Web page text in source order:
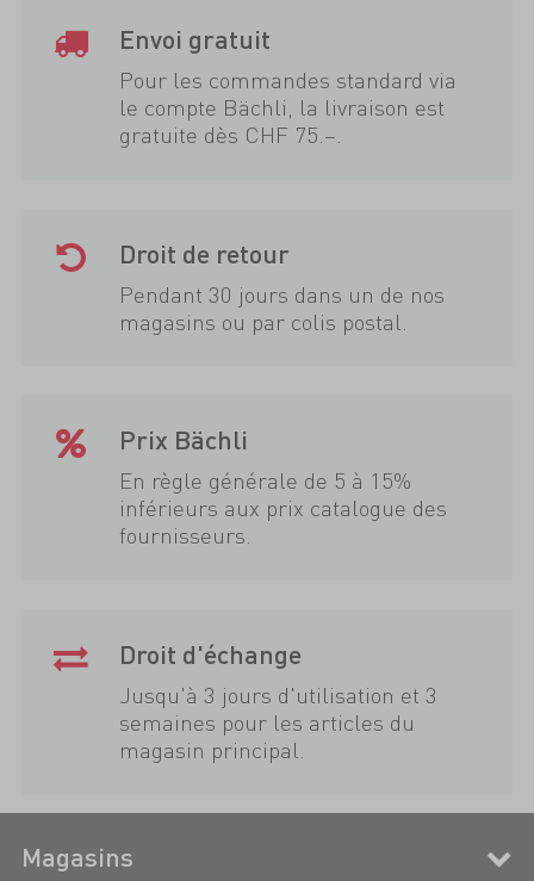
Envoi gratuit
Pour les commandes standard via
le compte Bächli, la livraison est
gratuite dès CHF 75.–.
Droit de retour
Pendant 30 jours dans un de nos
magasins ou par colis postal.
Prix Bächli
En règle générale de 5 à 15%
inférieurs aux prix catalogue des
fournisseurs.
Droit d'échange
Jusqu'à 3 jours d'utilisation et 3
semaines pour les articles du
magasin principal.
Magasins